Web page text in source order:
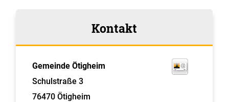
Kontakt
Gemeinde Ötigheim
Schulstraße 3
76470 Ötigheim